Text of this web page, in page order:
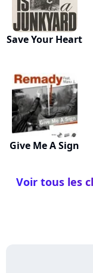
Save Your Heart
Give Me A Sign
Voir tous les